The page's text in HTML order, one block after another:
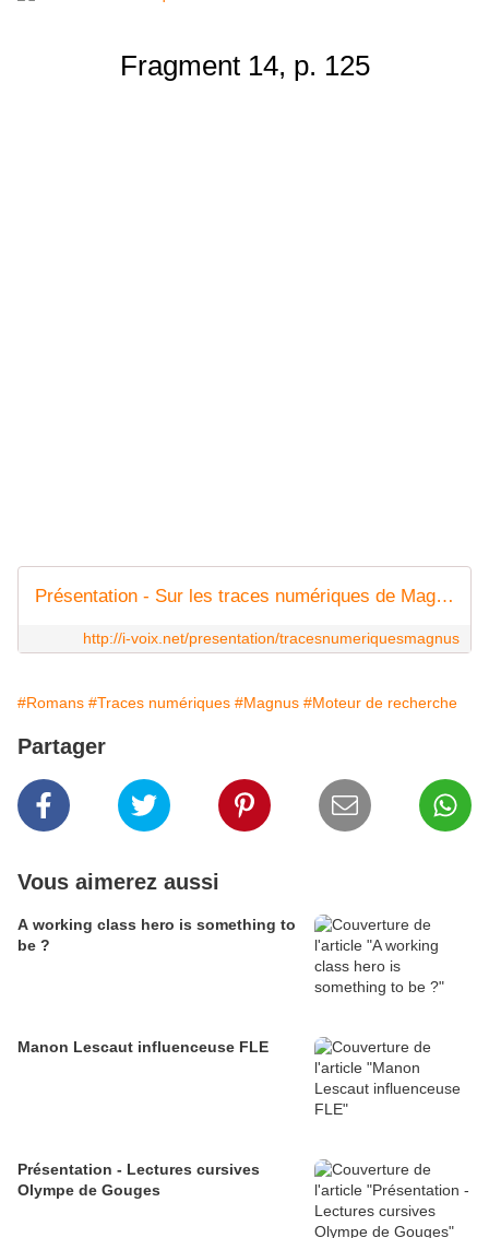
Fragment 14, p. 125
Présentation - Sur les traces numériques de Magnus - i-voix
http://i-voix.net/presentation/tracesnumeriquesmagnus
#Romans #Traces numériques #Magnus #Moteur de recherche
Partager
Vous aimerez aussi
A working class hero is something to
be ?
Manon Lescaut influenceuse FLE
Présentation - Lectures cursives
Olympe de Gouges